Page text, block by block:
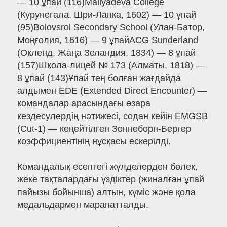
— 10 ұпай (116)Maliyadeva College
(Курунегала, Шри-Ланка, 1602) — 10 ұпай
(95)Bolovsrol Secondary School (Улан-Батор,
Моңғолия, 1616) — 9 ұпайACG Sunderland
(Окленд, Жаңа Зеландия, 1834) — 8 ұпай
(157)Школа-лицей № 173 (Алматы, 1818) —
8 ұпай (143)Ұпай тең болған жағдайда
алдымен EDE (Extended Direct Encounter) —
командалар арасындағы өзара
кездесулердің нәтижесі, содан кейін EMGSB
(Cut-1) — кеңейтілген Зоннеборн-Бергер
коэффициентінің нұсқасы ескерілді.
Командалық есептегі жүлделерден бөлек,
жеке тақталардағы үздіктер (жиналған ұпай
пайызы бойынша) алтын, күміс және қола
медальдармен марапатталды.